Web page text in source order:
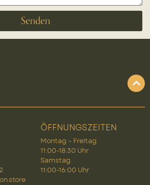
Senden
ÖFFNUNGSZEITEN
Montag – Freitag
11:00-18:30 Uhr
Samstag
11:00-16:00 Uhr